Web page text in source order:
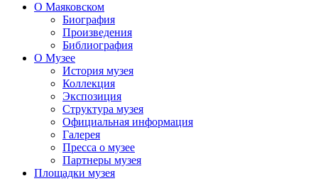
О Маяковском
Биография
Произведения
Библиография
О Музее
История музея
Коллекция
Экспозиция
Структура музея
Официальная информация
Галерея
Пресса о музее
Партнеры музея
Площадки музея